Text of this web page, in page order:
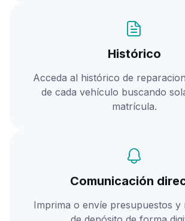
Histórico
Acceda al histórico de
de cada vehículo buscando
matrícula.
Comunicación
Imprima o envíe presupuestos y